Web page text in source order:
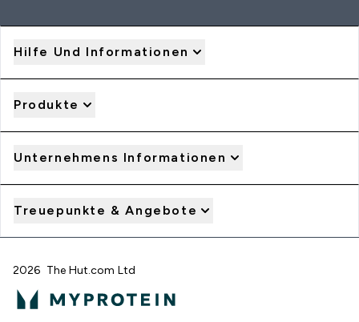
Hilfe Und Informationen
Produkte
Unternehmens Informationen
Treuepunkte & Angebote
2026 The Hut.com Ltd